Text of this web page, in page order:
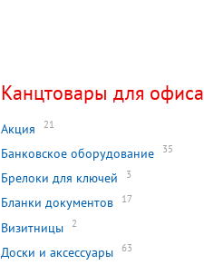
Канцтовары для офиса
Акция 21
Банковское оборудование 35
Брелоки для ключей 3
Бланки документов 17
Визитницы 2
Доски и аксессуары 63